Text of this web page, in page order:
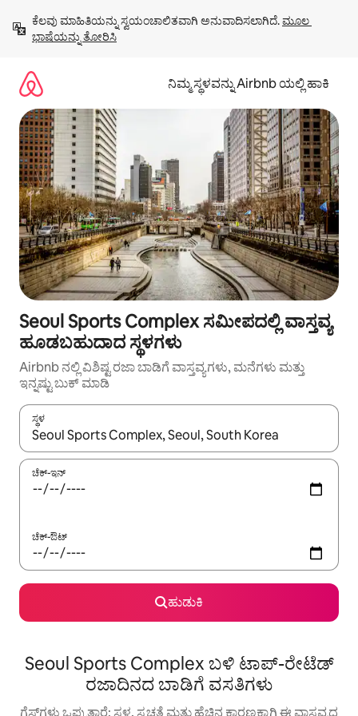
ಹೋಗಿ
ಕೆಲವು ಮಾಹಿತಿಯನ್ನು ಸ್ವಯಂಚಾಲಿತವಾಗಿ ಅನುವಾದಿಸಲಾಗಿದೆ. ಮೂಲ
ಭಾಷೆಯನ್ನು ತೋರಿಸಿ
ನಿಮ್ಮ ಸ್ಥಳವನ್ನು Airbnb ಯಲ್ಲಿ ಹಾಕಿ
Seoul Sports Complex ಸಮೀಪದಲ್ಲಿ ವಾಸ್ತವ್ಯ
ಹೂಡಬಹುದಾದ ಸ್ಥಳಗಳು
Airbnb ನಲ್ಲಿ ವಿಶಿಷ್ಟ ರಜಾ ಬಾಡಿಗೆ ವಾಸ್ತವ್ಯಗಳು, ಮನೆಗಳು ಮತ್ತು
ಇನ್ನಷ್ಟು ಬುಕ್ ಮಾಡಿ
ಸ್ಥಳ
ಫಲಿತಾಂಶಗಳು ಲಭ್ಯವಿರುವಾಗ, ಅಪ್ ಮತ್ತು ಡೌನ್ ಬಾಣದ ಕೀಲಿಗಳೊಂದಿಗೆ
ಚೆಕ್-ಇನ್
ಚೆಕ್-ಔಟ್
ಹುಡುಕಿ
Seoul Sports Complex ಬಳಿ ಟಾಪ್-ರೇಟೆಡ್
ರಜಾದಿನದ ಬಾಡಿಗೆ ವಸತಿಗಳು
ಗೆಸ್ಟ್‌ಗಳು ಒಪ್ಪುತ್ತಾರೆ: ಸ್ಥಳ, ಸ್ವಚ್ಛತೆ ಮತ್ತು ಹೆಚ್ಚಿನ ಕಾರಣಕ್ಕಾಗಿ ಈ ವಾಸ್ತವ್ಯದ